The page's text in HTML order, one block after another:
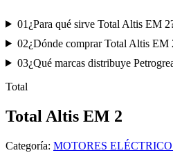
01 ¿Para qué sirve Total Altis EM
02¿Dónde comprar Total Altis EM
03¿Qué marcas distribuye
Total
Total Altis EM 2
Categoría: MOTORES